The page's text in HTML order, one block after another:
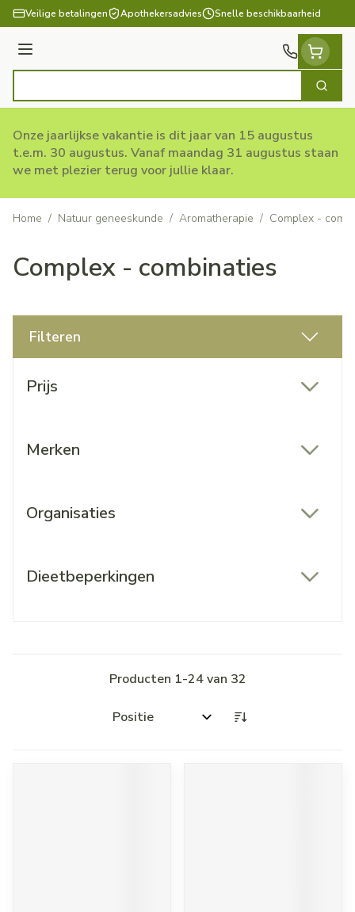
Ga naar de inhoud
Veilige betalingen Apothekersadvies Snelle beschikbaarheid
Menu
Zoek
Onze jaarlijkse vakantie is dit jaar van 15 augustus
t.e.m. 30 augustus. Vanaf maandag 31 augustus staan
we met plezier terug voor jullie klaar.
Home / Natuur geneeskunde / Aromatherapie / Complex -
Complex - combinaties
Filteren
Prijs
Merken
Organisaties
Dieetbeperkingen
Producten 1-24van 32
Sorteer op: